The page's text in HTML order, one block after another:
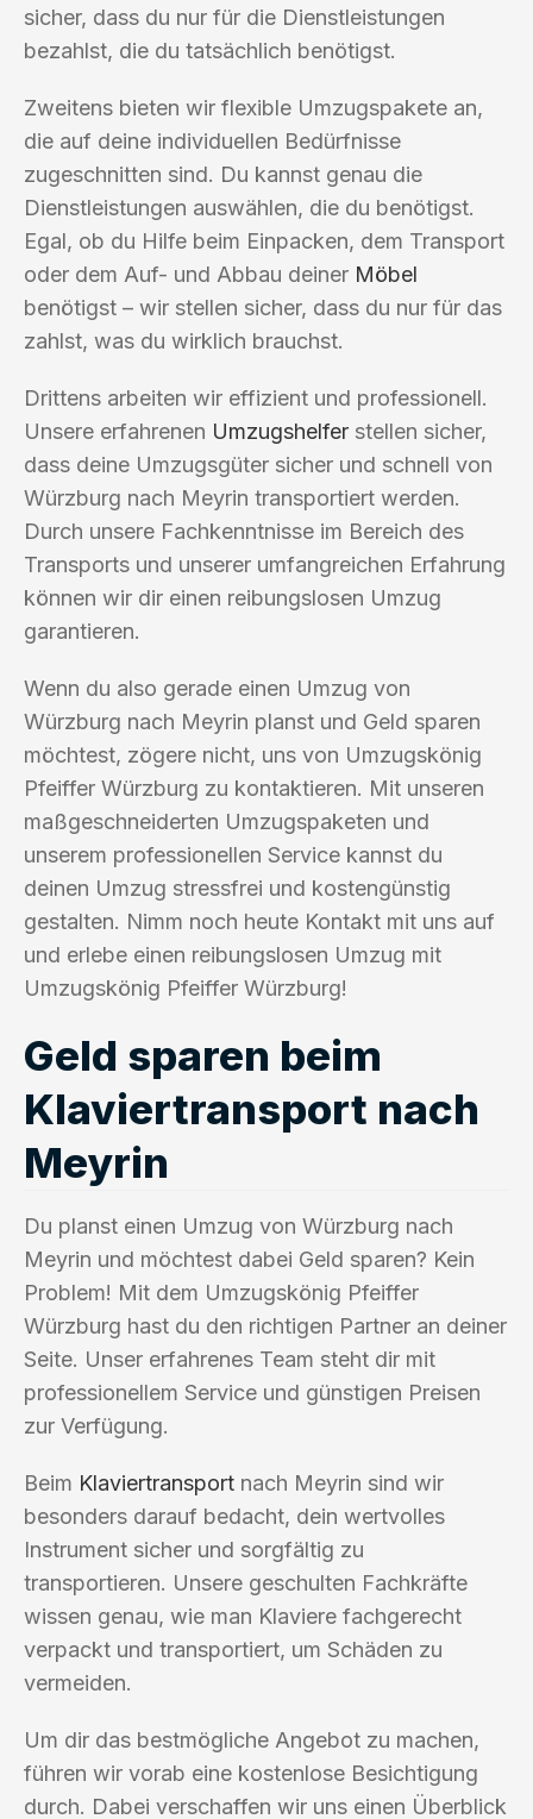
sicher, dass du nur für die Dienstleistungen
bezahlst, die du tatsächlich benötigst.
Zweitens bieten wir flexible Umzugspakete an,
die auf deine individuellen Bedürfnisse
zugeschnitten sind. Du kannst genau die
Dienstleistungen auswählen, die du benötigst.
Egal, ob du Hilfe beim Einpacken, dem Transport
oder dem Auf- und Abbau deiner Möbel
benötigst – wir stellen sicher, dass du nur für das
zahlst, was du wirklich brauchst.
Drittens arbeiten wir effizient und professionell.
Unsere erfahrenen Umzugshelfer stellen sicher,
dass deine Umzugsgüter sicher und schnell von
Würzburg nach Meyrin transportiert werden.
Durch unsere Fachkenntnisse im Bereich des
Transports und unserer umfangreichen Erfahrung
können wir dir einen reibungslosen Umzug
garantieren.
Wenn du also gerade einen Umzug von
Würzburg nach Meyrin planst und Geld sparen
möchtest, zögere nicht, uns von Umzugskönig
Pfeiffer Würzburg zu kontaktieren. Mit unseren
maßgeschneiderten Umzugspaketen und
unserem professionellen Service kannst du
deinen Umzug stressfrei und kostengünstig
gestalten. Nimm noch heute Kontakt mit uns auf
und erlebe einen reibungslosen Umzug mit
Umzugskönig Pfeiffer Würzburg!
Geld sparen beim
Klaviertransport nach
Meyrin
Du planst einen Umzug von Würzburg nach
Meyrin und möchtest dabei Geld sparen? Kein
Problem! Mit dem Umzugskönig Pfeiffer
Würzburg hast du den richtigen Partner an deiner
Seite. Unser erfahrenes Team steht dir mit
professionellem Service und günstigen Preisen
zur Verfügung.
Beim Klaviertransport nach Meyrin sind wir
besonders darauf bedacht, dein wertvolles
Instrument sicher und sorgfältig zu
transportieren. Unsere geschulten Fachkräfte
wissen genau, wie man Klaviere fachgerecht
verpackt und transportiert, um Schäden zu
vermeiden.
Um dir das bestmögliche Angebot zu machen,
führen wir vorab eine kostenlose Besichtigung
durch. Dabei verschaffen wir uns einen Überblick